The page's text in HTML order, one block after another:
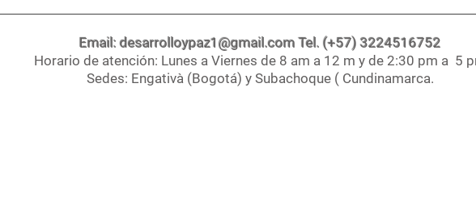
Email:desarrolloypaz1@gmail.com Tel. (+57) 3224516752
Horario de atención: Lunes a Viernes de 8 am a 12 m y de 2:30 pm a 5
Sedes: Engativà (Bogotá) y Subachoque ( Cundinamarca.